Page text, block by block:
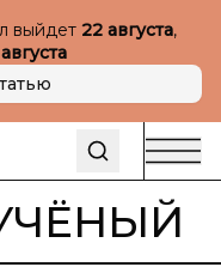
выйдет 22 августа,